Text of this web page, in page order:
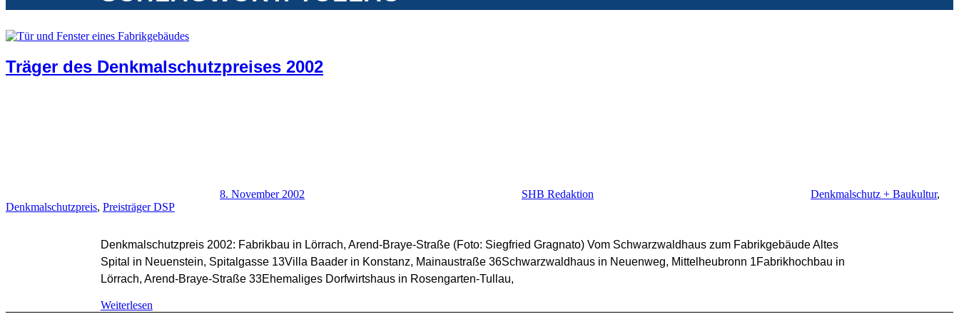
Träger des Denkmalschutzpreises 2002
8. November 2002 SHB Redaktion Denkmalschutz + Baukultur,
Denkmalschutzpreis, Preisträger DSP
Denkmalschutzpreis 2002: Fabrikbau in Lörrach, Arend-Braye-Straße (Foto: Siegfried Gragnato) Vom Schwarzwaldhaus zum Fabrikgebäude Altes
Spital in Neuenstein, Spitalgasse 13Villa Baader in Konstanz, Mainaustraße 36Schwarzwaldhaus in Neuenweg, Mittelheubronn 1Fabrikhochbau in
Lörrach, Arend-Braye-Straße 33Ehemaliges Dorfwirtshaus in Rosengarten-Tullau,
Weiterlesen